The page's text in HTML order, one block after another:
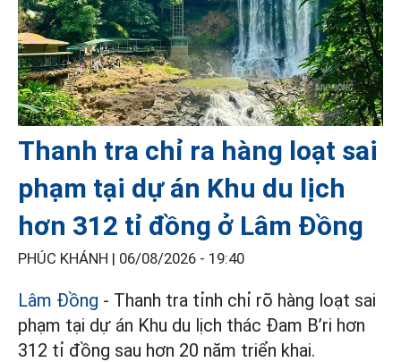
Thanh tra chỉ ra hàng loạt sai
phạm tại dự án Khu du lịch
hơn 312 tỉ đồng ở Lâm Đồng
PHÚC KHÁNH | 06/08/2026 - 19:40
Lâm Đồng - Thanh tra tỉnh chỉ rõ hàng loạt sai
phạm tại dự án Khu du lịch thác Đam B’ri hơn
312 tỉ đồng sau hơn 20 năm triển khai.